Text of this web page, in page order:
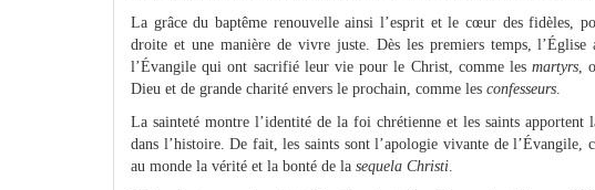
La grâce du baptême renouvelle ainsi l’esprit et le cœur des fidèles,
droite et une manière de vivre juste. Dès les premiers temps,
l’Évangile qui ont sacrifié leur vie pour le Christ, comme lesmartyrs,
Dieu et de grande charité envers le prochain, comme les confesseurs.
La sainteté montre l’identité de la foi chrétienne et les saints apportent
dans l’histoire. De fait, les saints sont l’apologie vivante de l’Évangile,
au monde la vérité et la bonté de la sequela Christi.